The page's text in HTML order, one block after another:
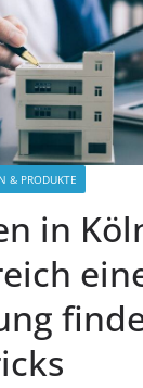
& PRODUKTE
in